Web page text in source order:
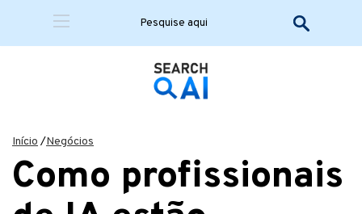
Início /Negócios
Como profissionais